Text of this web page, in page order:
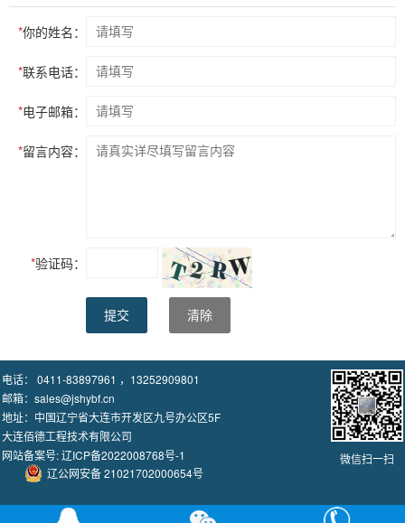
*你的姓名：
*联系电话：
*电子邮箱：
*留言内容：
*验证码：
提交 清除
微信扫一扫
电话： 0411-83897961 ，13252909801
邮箱：sales@jshybf.cn
地址：中国辽宁省大连市开发区九号办公区5F
大连佰德工程技术有限公司
网站备案号:辽ICP备2022008768号-1
辽公网安备 21021702000654号